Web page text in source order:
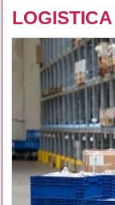
LOGISTICA